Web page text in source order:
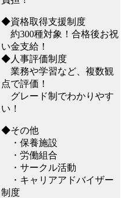
◆資格取得支援制度
約300種対象！合格後お祝
い金支給！
◆人事評価制度
業務や学習など、複数観
点で評価！
グレード制でわかりやす
い！
◆その他
・保養施設
・労働組合
・サークル活動
・キャリアアドバイザー
制度